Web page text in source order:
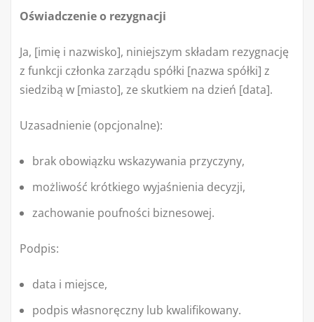
Oświadczenie o rezygnacji
Ja, [imię i nazwisko], niniejszym składam rezygnację
z funkcji członka zarządu spółki [nazwa spółki] z
siedzibą w [miasto], ze skutkiem na dzień [data].
Uzasadnienie (opcjonalne):
brak obowiązku wskazywania przyczyny,
możliwość krótkiego wyjaśnienia decyzji,
zachowanie poufności biznesowej.
Podpis:
data i miejsce,
podpis własnoręczny lub kwalifikowany.